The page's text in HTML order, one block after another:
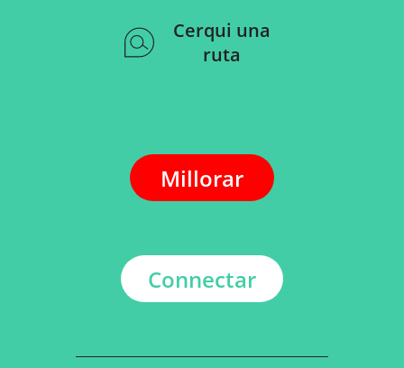
Cerqui una
ruta
Millorar
Connectar